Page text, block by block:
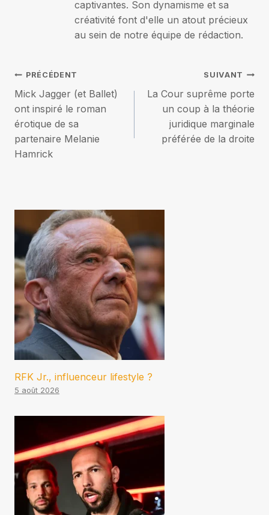
captivantes. Son dynamisme et sa
créativité font d'elle un atout précieux
au sein de notre équipe de rédaction.
Navigation
de
l’article
PRÉCÉDENT
Mick Jagger (et Ballet)
ont inspiré le roman
érotique de sa
partenaire Melanie
Hamrick
SUIVANT
La Cour suprême porte
un coup à la théorie
juridique marginale
préférée de la droite
RFK Jr., influenceur lifestyle ?
5 août 2026